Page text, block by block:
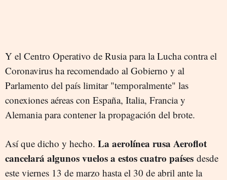
Y el Centro Operativo de Rusia para la Lucha contra el
Coronavirus ha recomendado al Gobierno y al
Parlamento del país limitar "temporalmente" las
conexiones aéreas con España, Italia, Francia y
Alemania para contener la propagación del brote.
Así que dicho y hecho. La aerolínea rusa Aeroflot
cancelará algunos vuelos a estos cuatro países desde
este viernes 13 de marzo hasta el 30 de abril ante la